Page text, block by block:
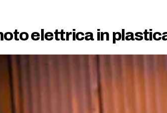
elettrica in